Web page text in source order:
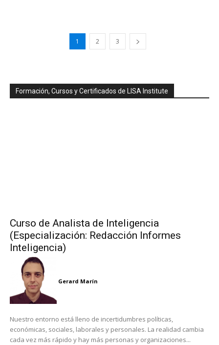
1 2 3
Formación, Cursos y Certificados de LISA Institute
Curso de Analista de Inteligencia
(Especialización: Redacción Informes
Inteligencia)
Gerard Marín
Nuestro entorno está lleno de incertidumbres políticas,
económicas, sociales, laborales y personales. La realidad cambia
cada vez más rápido y hay más personas y organizaciones...